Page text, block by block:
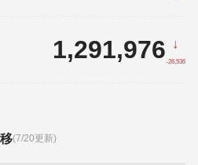
1,291,976 ↓
-26,536
(7/20更新)